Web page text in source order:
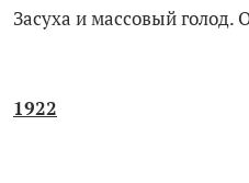
Засуха и массовый голод.
1922